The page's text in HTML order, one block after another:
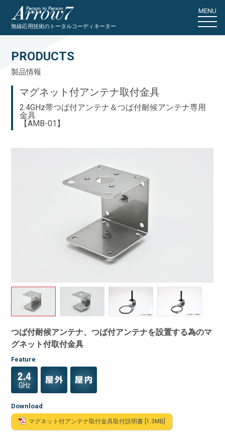
無線応用技術のトータルコーディネーター
MENU
マグネット付アンテナ取付金具
2.4GHz帯つば付アンテナ＆つば付耐候アンテナ専用
金具
【AMB-01】
つば付耐候アンテナ、つば付アンテナを設置する為のマ
グネット付取付金具
Feature
Download
マグネット付アンテナ取付金具取付説明書 [1.3MB]
PRODUCTS
製品情報